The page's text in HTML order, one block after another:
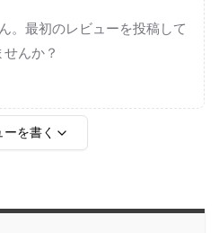
。最初のレビューを投稿して
せんか？
ーを書く